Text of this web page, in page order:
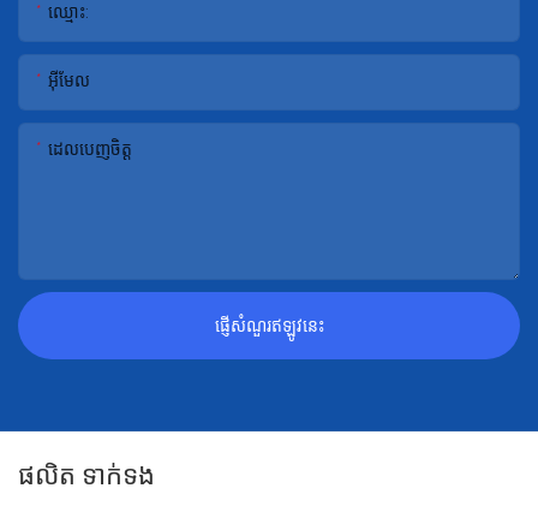
ឈ្មោះ:
អ៊ីមែល
ដេលបេញចិត្ដ
ផ្ញើសំណួរឥឡូវនេះ
ផលិត ទាក់ទង